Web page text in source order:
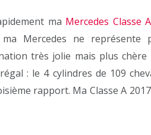
ma Mercedes Classe A
Mercedes ne représente
très jolie mais plus
: le 4 cylindres de 109
rapport. Ma Classe A